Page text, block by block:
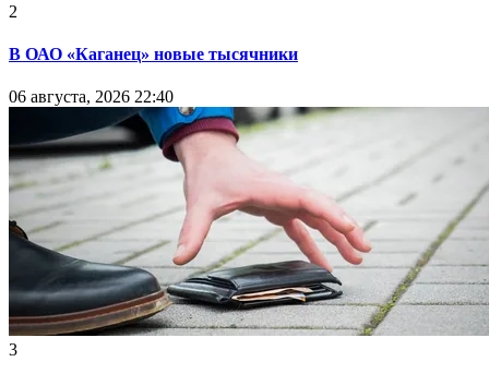
2
В ОАО «Каганец» новые тысячники
06 августа, 2026 22:40
3